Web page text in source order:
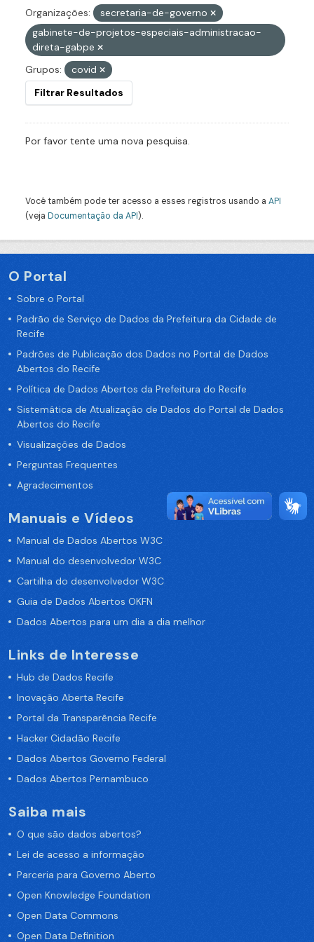
Organizações:
secretaria-de-governo
gabinete-de-projetos-especiais-administracao-
direta-gabpe
Grupos:
covid
Filtrar Resultados
Por favor tente uma nova pesquisa.
Você também pode ter acesso a esses registros usando a API
(veja Documentação da API).
O Portal
Sobre o Portal
Padrão de Serviço de Dados da Prefeitura da Cidade de
Recife
Padrões de Publicação dos Dados no Portal de Dados
Abertos do Recife
Política de Dados Abertos da Prefeitura do Recife
Sistemática de Atualização de Dados do Portal de Dados
Abertos do Recife
Visualizações de Dados
Perguntas Frequentes
Agradecimentos
Manuais e Vídeos
Manual de Dados Abertos W3C
Manual do desenvolvedor W3C
Cartilha do desenvolvedor W3C
Guia de Dados Abertos OKFN
Dados Abertos para um dia a dia melhor
Links de Interesse
Hub de Dados Recife
Inovação Aberta Recife
Portal da Transparência Recife
Hacker Cidadão Recife
Dados Abertos Governo Federal
Dados Abertos Pernambuco
Saiba mais
O que são dados abertos?
Lei de acesso a informação
Parceria para Governo Aberto
Open Knowledge Foundation
Open Data Commons
Open Data Definition